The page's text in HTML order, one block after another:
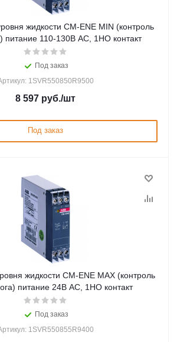
жидкости CM-ENE MIN (контроль
питание 110-130В АС, 1НО контакт
Под заказ
1SVR550850R9500
8 597 руб./шт
Под заказ
жидкости CM-ENE MAX (контроль
питание 24В АС, 1НО контакт
Под заказ
1SVR550855R9400